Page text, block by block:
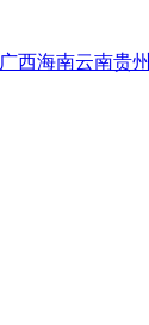
广西海南云南贵州